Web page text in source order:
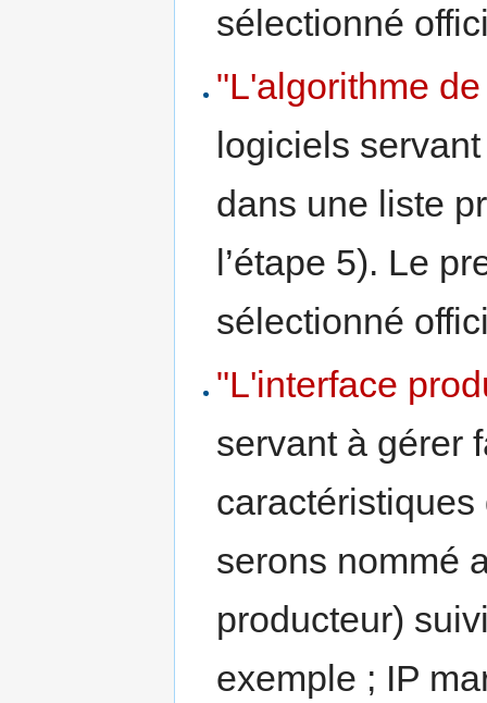
sélectionné
"L'algorithme
logiciels
dans une liste
l’étape 5). Le
sélectionné
"L'interface
servant à gérer
serons nommé
producteur)
exemple ; IP